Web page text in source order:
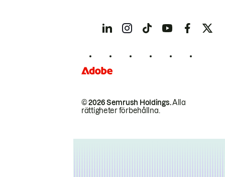
© 2026 Semrush Holdings.Alla
rättigheter förbehållna.